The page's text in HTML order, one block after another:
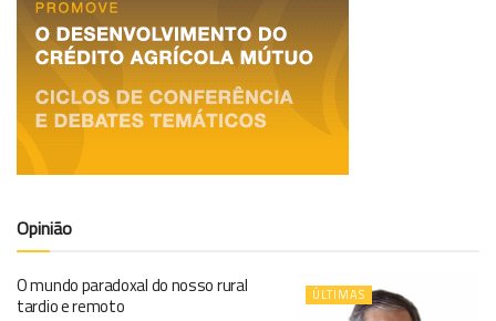
Opinião
ÚLTIMAS
O mundo paradoxal do nosso rural
tardio e remoto